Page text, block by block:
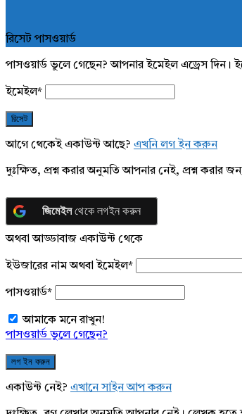
রিসেট পাসওয়ার্ড
পাসওয়ার্ড ভুলে গেছেন? আপনার ইমেইল এড্রেস দিন।
ইমেইল*
আগে থেকেই একাউন্ট আছে? এখনি লগ ইন করুন
দুঃক্ষিত, প্রশ্ন করার অনুমতি আপনার নেই, প্রশ্ন করার
জিমেইলথেকে লগইন করুন
অথবা আড্ডাবাজ একাউন্ট থেকে
ইউজারের নাম অথবা ইমেইল*
পাসওয়ার্ড*
আমাকে মনে রাখুন!
পাসওয়ার্ড ভুলে গেছেন?
একাউন্ট নেই? এখানে সাইন আপ করুন